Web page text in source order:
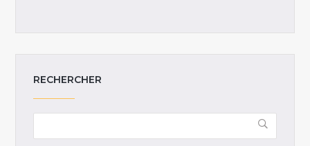
RECHERCHER